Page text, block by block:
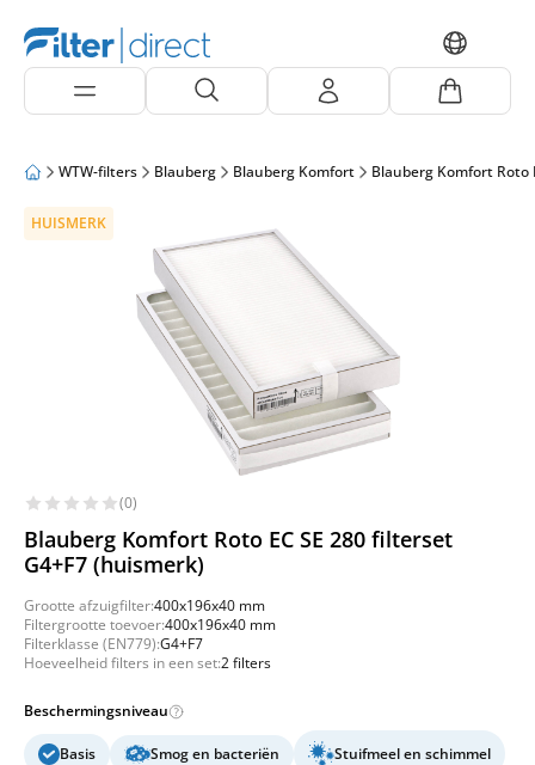
WTW-filters Blauberg Blauberg Komfort Blauberg Komfort Roto
HUISMERK
(0)
Blauberg Komfort Roto EC SE 280 filterset
G4+F7 (huismerk)
Grootte afzuigfilter:400x196x40 mm
Filtergrootte toevoer:400x196x40 mm
Filterklasse (EN779):G4+F7
Hoeveelheid filters in een set:2 filters
Beschermingsniveau
Basis Smog en bacteriën
Stuifmeel en schimmel